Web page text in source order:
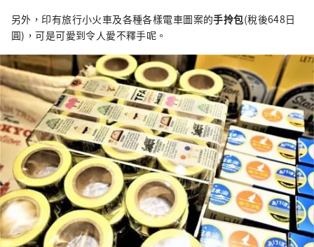
另外，印有旅行小火車及各種各樣電車圖案的手拎包(稅後648日
圓)，可是可愛到令人愛不釋手呢。